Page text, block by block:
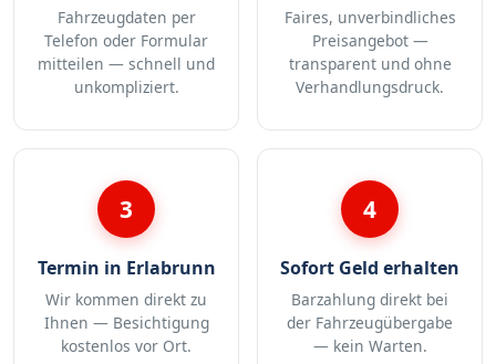
Fahrzeugdaten per
Telefon oder Formular
mitteilen — schnell und
unkompliziert.
Faires, unverbindliches
Preisangebot —
transparent und ohne
Verhandlungsdruck.
3
Termin in Erlabrunn
Wir kommen direkt zu
Ihnen — Besichtigung
kostenlos vor Ort.
4
Sofort Geld erhalten
Barzahlung direkt bei
der Fahrzeugübergabe
— kein Warten.